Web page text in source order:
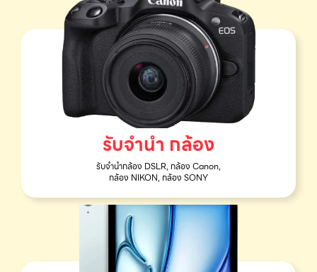
รับจำนำ กล้อง
รับจำนำกล้อง DSLR, กล้อง Canon,
กล้อง NIKON, กล้อง SONY